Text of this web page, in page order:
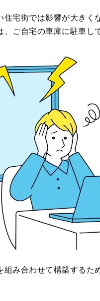
宅街では影響が大きく
ご自宅の車庫に駐車し
み合わせて構築するため